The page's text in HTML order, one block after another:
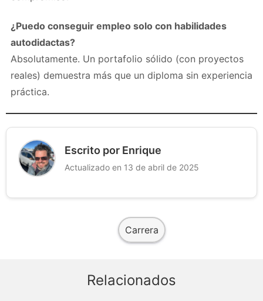
¿Puedo conseguir empleo solo con habilidades
autodidactas?
Absolutamente. Un portafolio sólido (con proyectos
reales) demuestra más que un diploma sin experiencia
práctica.
Escrito por Enrique
Actualizado en 13 de abril de 2025
Carrera
Relacionados